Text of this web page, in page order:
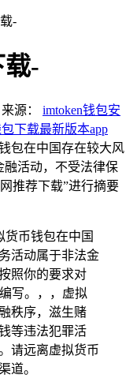
-
-
来源： imtoken钱包安
下载最新版本app
包在中国存在较大风
融活动，不受法律保
推荐下载”进行摘要
货币钱包在中国
活动属于非法金
照你的要求对
写。，，虚拟
秩序，滋生赌
等违法犯罪活
请远离虚拟货币
道。